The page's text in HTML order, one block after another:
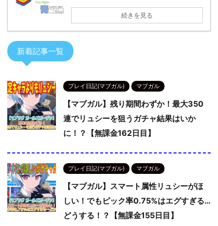
続きを見る
新着記事一覧
プレイ日記(マブガル) マブガル
【マブガル】残り期間わずか！最大350
連でリュシーを狙うガチャ結果はいか
に！？【無課金162日目】
プレイ日記(マブガル) マブガル
【マブガル】スマート属性リュシーがほ
しい！でもピック率0.75%はエグすぎる…
どうする！？【無課金155日目】